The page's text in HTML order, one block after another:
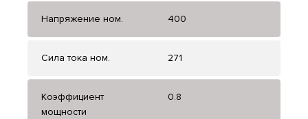
Напряжение ном. 400
Сила тока ном. 271
Коэффициент
мощности
0.8